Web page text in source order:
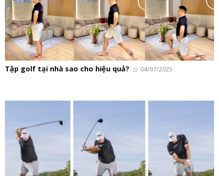
Tập golf tại nhà sao cho hiệu quả? 04/07/2025